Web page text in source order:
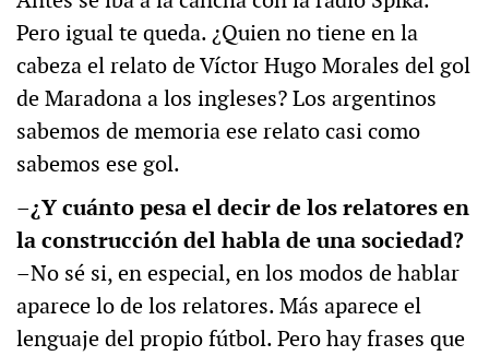
Pero igual te queda. ¿Quien no tiene en la
cabeza el relato de Víctor Hugo Morales del gol
de Maradona a los ingleses? Los argentinos
sabemos de memoria ese relato casi como
sabemos ese gol.
–¿Y cuánto pesa el decir de los relatores en
la construcción del habla de una sociedad?
–No sé si, en especial, en los modos de hablar
aparece lo de los relatores. Más aparece el
lenguaje del propio fútbol. Pero hay frases que